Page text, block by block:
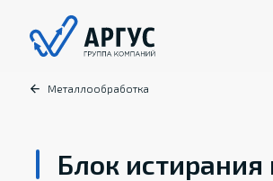
Металлообработка
Блок истирания